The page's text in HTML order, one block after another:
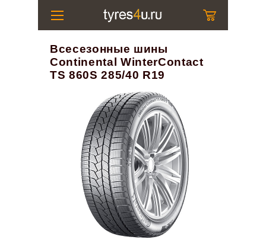
Всесезонные шины
Continental WinterContact
TS 860S 285/40 R19